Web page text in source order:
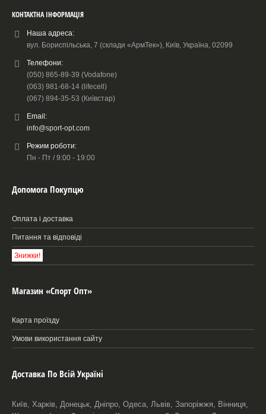
КОНТАКТНА ІНФОРМАЦІЯ
Наша адреса:
вул. Бориспільська, 7 (склади «АрмТек»), Київ, Україна, 02099
Телефони:
(050) 865-89-39 (Vodafone)
(063) 981-68-14 (lifecell)
(067) 894-35-53 (Київстар)
Email:
info@sport-opt.com
Режим роботи:
Пн - Пт / 9:00 - 19:00
Допомога Покупцю
Оплата і доставка
Питання та відповіді
Знижки!
Магазин «Спорт Опт»
Карта проїзду
Умови використання сайту
Доставка По Всій Україні
Київ, Харків, Донецьк, Дніпро, Одеса, Львів, Запоріжжя, Вінниця,